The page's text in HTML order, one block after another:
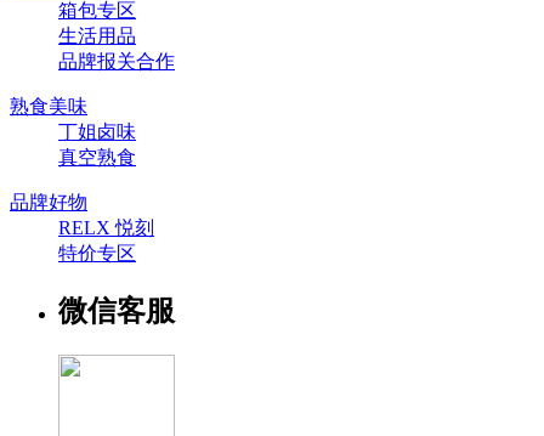
箱包专区
生活用品
品牌报关合作
熟食美味
丁姐卤味
真空熟食
品牌好物
RELX 悦刻
特价专区
微信客服